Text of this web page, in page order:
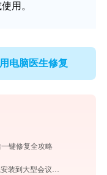
用。
电脑医生修复
键修复全攻略
华为云WeLink视频会议怎么用？从下载安装到大型会议主持的全流程指南